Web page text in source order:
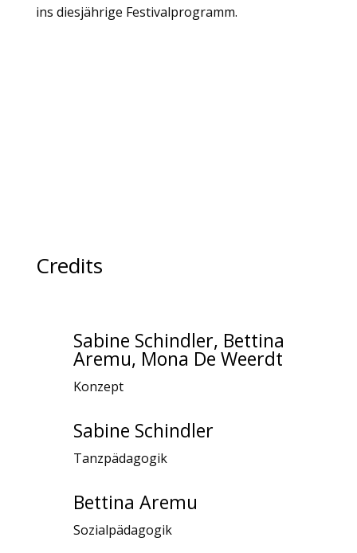
ins diesjährige Festivalprogramm.
Credits
Sabine Schindler, Bettina
Aremu, Mona De Weerdt
Konzept
Sabine Schindler
Tanzpädagogik
Bettina Aremu
Sozialpädagogik